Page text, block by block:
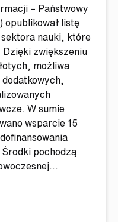
– Państwowy
opublikował listę
nauki, które
zwiększeniu
możliwa
W sumie
wsparcie 15
pochodzą